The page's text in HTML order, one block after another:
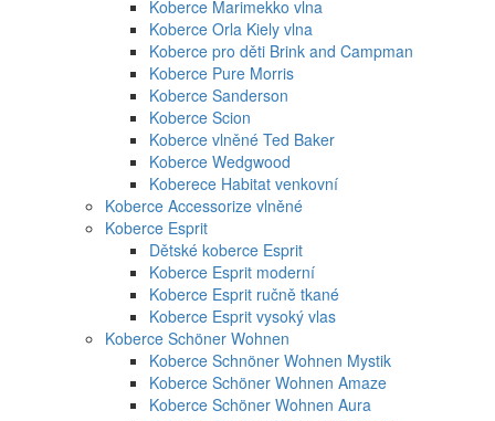
Koberce Marimekko vlna
Koberce Orla Kiely vlna
Koberce pro děti Brink and Campman
Koberce Pure Morris
Koberce Sanderson
Koberce Scion
Koberce vlněné Ted Baker
Koberce Wedgwood
Koberece Habitat venkovní
Koberce Accessorize vlněné
Koberce Esprit
Dětské koberce Esprit
Koberce Esprit moderní
Koberce Esprit ručně tkané
Koberce Esprit vysoký vlas
Koberce Schöner Wohnen
Koberce Schnöner Wohnen Mystik
Koberce Schöner Wohnen Amaze
Koberce Schöner Wohnen Aura